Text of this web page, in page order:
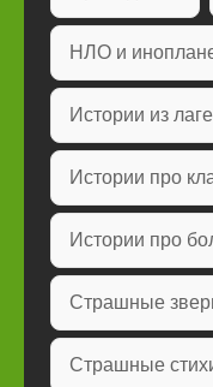
НЛО и
Истории из
Истории про
Истории про
Страшные
Страшные